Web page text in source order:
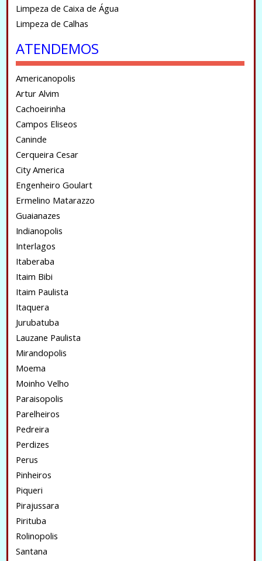
Limpeza de Caixa de Água
Limpeza de Calhas
ATENDEMOS
Americanopolis
Artur Alvim
Cachoeirinha
Campos Eliseos
Caninde
Cerqueira Cesar
City America
Engenheiro Goulart
Ermelino Matarazzo
Guaianazes
Indianopolis
Interlagos
Itaberaba
Itaim Bibi
Itaim Paulista
Itaquera
Jurubatuba
Lauzane Paulista
Mirandopolis
Moema
Moinho Velho
Paraisopolis
Parelheiros
Pedreira
Perdizes
Perus
Pinheiros
Piqueri
Pirajussara
Pirituba
Rolinopolis
Santana